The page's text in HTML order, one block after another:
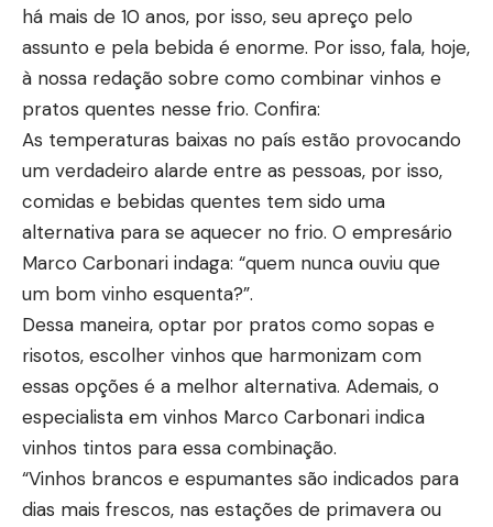
há mais de 10 anos, por isso, seu apreço pelo
assunto e pela bebida é enorme. Por isso, fala, hoje,
à nossa redação sobre como combinar vinhos e
pratos quentes nesse frio. Confira:
As temperaturas baixas no país estão provocando
um verdadeiro alarde entre as pessoas, por isso,
comidas e bebidas quentes tem sido uma
alternativa para se aquecer no frio. O empresário
Marco Carbonari indaga: “quem nunca ouviu que
um bom vinho esquenta?”.
Dessa maneira, optar por pratos como sopas e
risotos, escolher vinhos que harmonizam com
essas opções é a melhor alternativa. Ademais, o
especialista em vinhos Marco Carbonari indica
vinhos tintos para essa combinação.
“Vinhos brancos e espumantes são indicados para
dias mais frescos, nas estações de primavera ou